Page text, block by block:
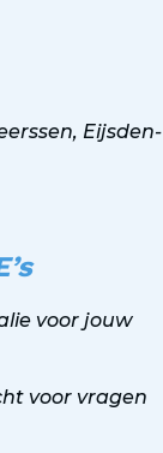
Eijsden-
voor jouw
voor vragen